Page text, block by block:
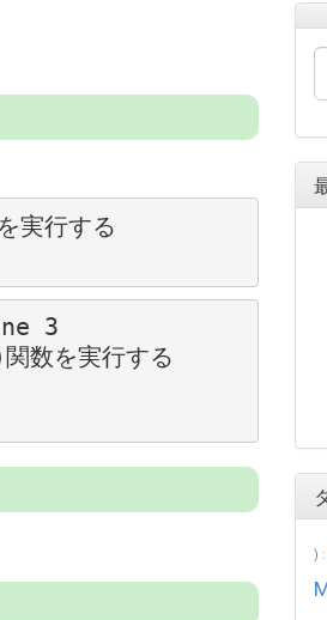
行する
3
) :